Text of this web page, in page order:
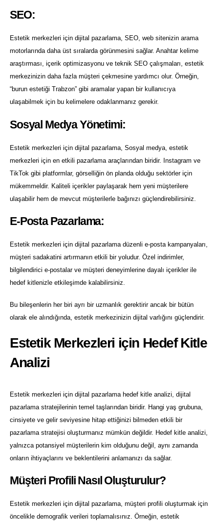
SEO:
Estetik merkezleri için dijital pazarlama, SEO, web sitenizin arama
motorlarında daha üst sıralarda görünmesini sağlar. Anahtar kelime
araştırması, içerik optimizasyonu ve teknik SEO çalışmaları, estetik
merkezinizin daha fazla müşteri çekmesine yardımcı olur. Örneğin,
“burun estetiği Trabzon” gibi aramalar yapan bir kullanıcıya
ulaşabilmek için bu kelimelere odaklanmanız gerekir.
Sosyal Medya Yönetimi:
Estetik merkezleri için dijital pazarlama, Sosyal medya, estetik
merkezleri için en etkili pazarlama araçlarından biridir. Instagram ve
TikTok gibi platformlar, görselliğin ön planda olduğu sektörler için
mükemmeldir. Kaliteli içerikler paylaşarak hem yeni müşterilere
ulaşabilir hem de mevcut müşterilerle bağınızı güçlendirebilirsiniz.
E-Posta Pazarlama:
Estetik merkezleri için dijital pazarlama düzenli e-posta kampanyaları,
müşteri sadakatini artırmanın etkili bir yoludur. Özel indirimler,
bilgilendirici e-postalar ve müşteri deneyimlerine dayalı içerikler ile
hedef kitlenizle etkileşimde kalabilirsiniz.
Bu bileşenlerin her biri ayrı bir uzmanlık gerektirir ancak bir bütün
olarak ele alındığında, estetik merkezinizin dijital varlığını güçlendirir.
Estetik Merkezleri için Hedef Kitle
Analizi
Estetik merkezleri için dijital pazarlama hedef kitle analizi, dijital
pazarlama stratejilerinin temel taşlarından biridir. Hangi yaş grubuna,
cinsiyete ve gelir seviyesine hitap ettiğinizi bilmeden etkili bir
pazarlama stratejisi oluşturmanız mümkün değildir. Hedef kitle analizi,
yalnızca potansiyel müşterilerin kim olduğunu değil, aynı zamanda
onların ihtiyaçlarını ve beklentilerini anlamanızı da sağlar.
Müşteri Profili Nasıl Oluşturulur?
Estetik merkezleri için dijital pazarlama, müşteri profili oluşturmak için
öncelikle demografik verileri toplamalısınız. Örneğin, estetik